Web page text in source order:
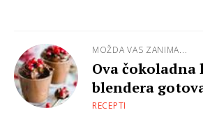
MOŽDA VAS ZANIMA...
Ova čokoladna
blendera
minutu!
RECEPTI